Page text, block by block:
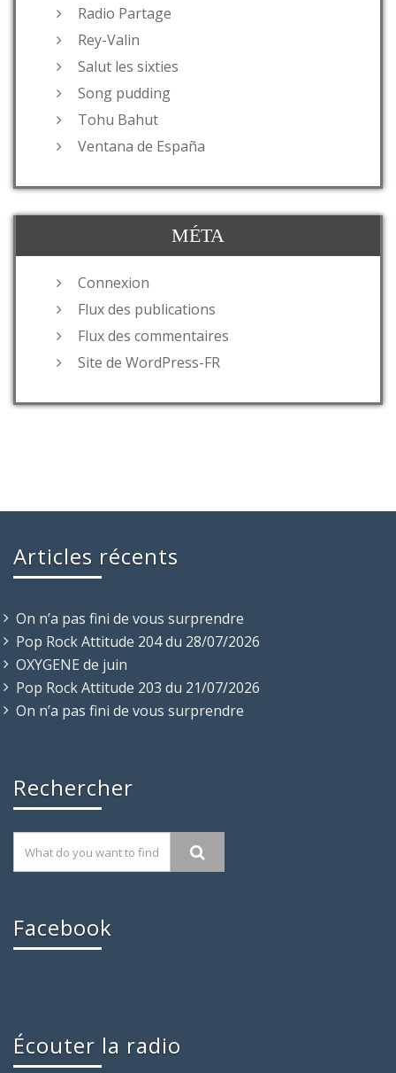
Radio Partage
Rey-Valin
Salut les sixties
Song pudding
Tohu Bahut
Ventana de España
MÉTA
Connexion
Flux des publications
Flux des commentaires
Site de WordPress-FR
Articles récents
On n’a pas fini de vous surprendre
Pop Rock Attitude 204 du 28/07/2026
OXYGENE de juin
Pop Rock Attitude 203 du 21/07/2026
On n’a pas fini de vous surprendre
Rechercher
Facebook
Écouter la radio